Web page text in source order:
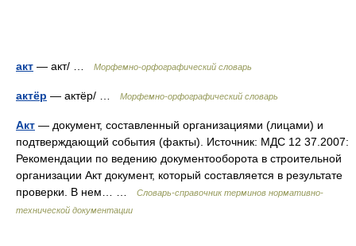
акт — акт/ … Морфемно-орфографический словарь
актёр — актёр/ … Морфемно-орфографический словарь
Акт — документ, составленный организациями (лицами) и
подтверждающий события (факты). Источник: МДС 12 37.2007:
Рекомендации по ведению документооборота в строительной
организации Акт документ, который составляется в результате
проверки. В нем… …
Словарь-справочник терминов нормативно-
технической документации